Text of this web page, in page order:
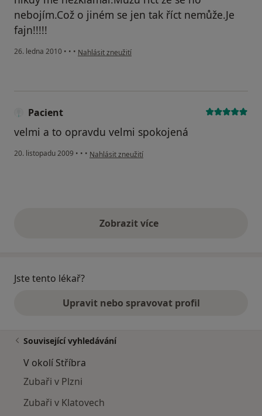
nebojím.Což o jiném se jen tak říct nemůže.Je
fajn!!!!!
26. ledna 2010 • • • podle názoru uživatele Pacient
Nahlásit zneužití
Pacient
velmi a to opravdu velmi spokojená
20. listopadu 2009 • • • podle názoru uživatele Pacient
Nahlásit zneužití
Zobrazit vícevýše uvedené názory
Jste tento lékař?
Upravit nebo spravovat profil
Související vyhledávání
V okolí Stříbra
Zubaři v Plzni
Zubaři v Klatovech